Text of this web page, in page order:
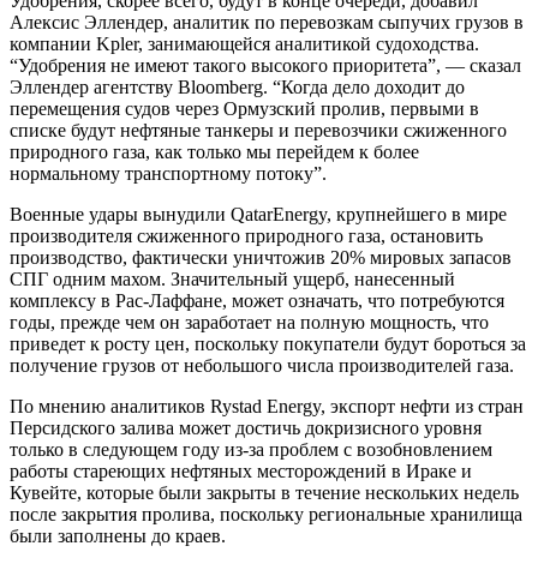
Алексис Эллендер, аналитик по перевозкам сыпучих грузов в
компании Kpler, занимающейся аналитикой судоходства.
“Удобрения не имеют такого высокого приоритета”, — сказал
Эллендер агентству Bloomberg. “Когда дело доходит до
перемещения судов через Ормузский пролив, первыми в
списке будут нефтяные танкеры и перевозчики сжиженного
природного газа, как только мы перейдем к более
нормальному транспортному потоку”.
Военные удары вынудили QatarEnergy, крупнейшего в мире
производителя сжиженного природного газа, остановить
производство, фактически уничтожив 20% мировых запасов
СПГ одним махом. Значительный ущерб, нанесенный
комплексу в Рас-Лаффане, может означать, что потребуются
годы, прежде чем он заработает на полную мощность, что
приведет к росту цен, поскольку покупатели будут бороться за
получение грузов от небольшого числа производителей газа.
По мнению аналитиков Rystad Energy, экспорт нефти из стран
Персидского залива может достичь докризисного уровня
только в следующем году из-за проблем с возобновлением
работы стареющих нефтяных месторождений в Ираке и
Кувейте, которые были закрыты в течение нескольких недель
после закрытия пролива, поскольку региональные хранилища
были заполнены до краев.